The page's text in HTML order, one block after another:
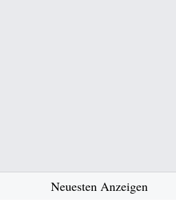
Neuesten Anzeigen